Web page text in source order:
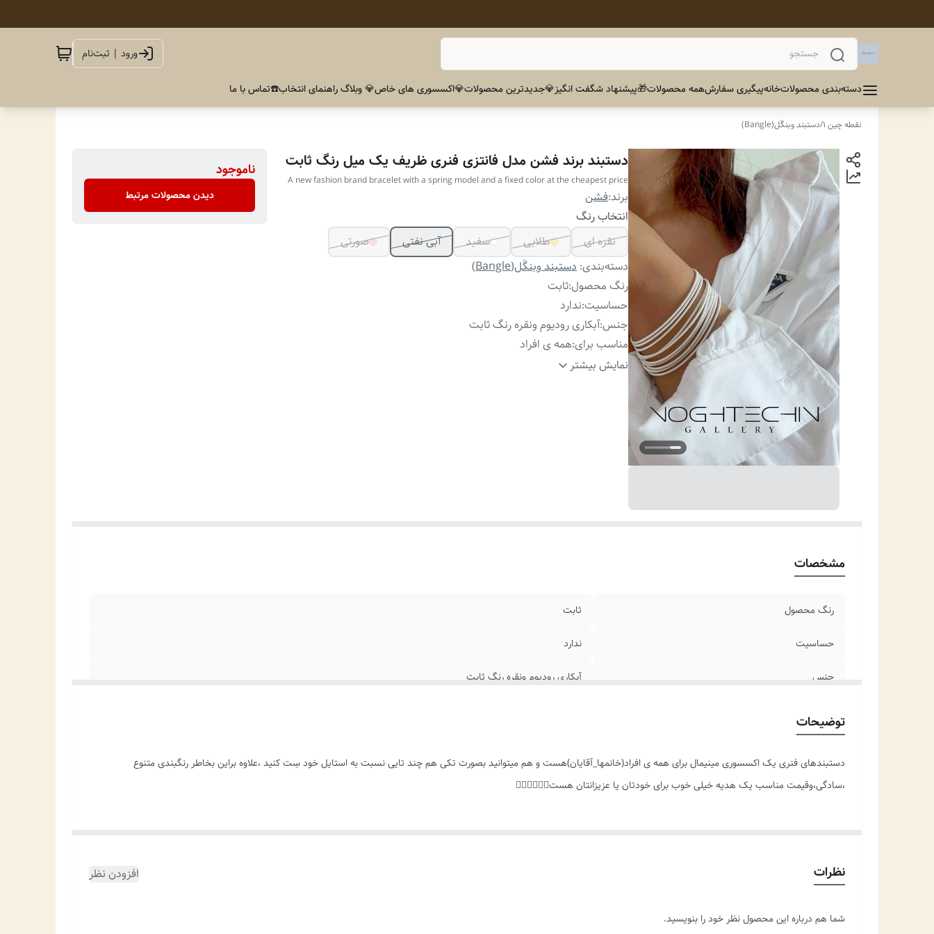
ورود | ثبت‌نام
دسته‌بندی محصولاتخانهپیگیری سفارشهمه محصولات🎁پیشنهاد شگفت انگیز💎جدیدترین محصولات💎اکسسوری های خاص💎 وبلاگ راهنمای انتخاب☎️تماس با ما
نقطه چین 1 /دستبند وبنگَل(Bangle)
دستبند برند فشن مدل فانتزی فنری ظریف یک میل رنگ ثابت
A new fashion brand bracelet with a spring model and a fixed color at the cheapest price
برند:فشن
انتخاب رنگ
نقره ای
طلایی سفید آبی نفتی
صورتی
دسته‌بندی: دستبند وبنگَل(Bangle)
رنگ محصول:ثابت
حساسیت:ندارد
جنس:آبکاری رودیوم ونقره رنگ ثابت
مناسب برای:همه ی افراد
موارد استفاده برای
نمایش بیشتر
ناموجود
دیدن محصولات مرتبط
مشخصات
رنگ محصول ثابت
حساسیت ندارد
جنس آبکاری رودیوم ونقره رنگ ثابت
سایز
توضیحات
دستبندهای فنری یک اکسسوری مینیمال برای همه ی افراد(خانمها_آقایان)هست و هم میتوانید بصورت تکی هم چند تایی نسبت به استایل خود سِت کنید ،علاوه براین بخاطر رنگبندی متنوع
،سادگی،وقیمت مناسب یک هدیه خیلی خوب برای خودتان یا عزیزانتان هست👌🏻🥰💥🤍✨️
نظرات افزودن نظر
شما هم درباره این محصول نظر خود را بنویسید.